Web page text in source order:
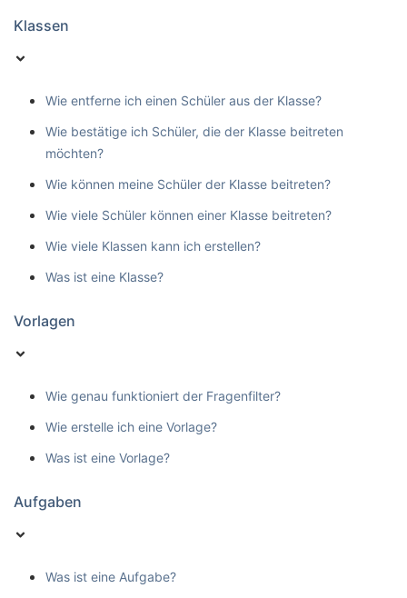
Klassen
Wie entferne ich einen Schüler aus der Klasse?
Wie bestätige ich Schüler, die der Klasse beitreten
möchten?
Wie können meine Schüler der Klasse beitreten?
Wie viele Schüler können einer Klasse beitreten?
Wie viele Klassen kann ich erstellen?
Was ist eine Klasse?
Vorlagen
Wie genau funktioniert der Fragenfilter?
Wie erstelle ich eine Vorlage?
Was ist eine Vorlage?
Aufgaben
Was ist eine Aufgabe?